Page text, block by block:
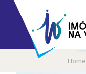
Home